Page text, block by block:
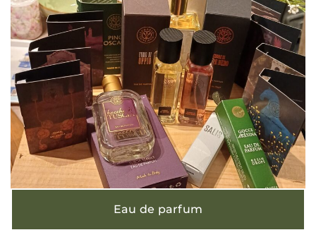
Eau de parfum